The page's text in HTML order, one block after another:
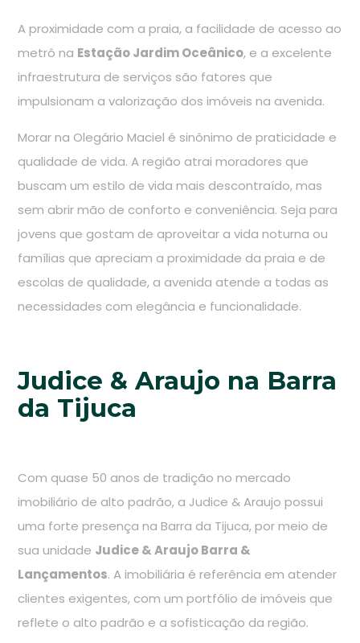
A proximidade com a praia, a facilidade de acesso ao
metrô na Estação Jardim Oceânico, e a excelente
infraestrutura de serviços são fatores que
impulsionam a valorização dos imóveis na avenida.
Morar na Olegário Maciel é sinônimo de praticidade e
qualidade de vida. A região atrai moradores que
buscam um estilo de vida mais descontraído, mas
sem abrir mão de conforto e conveniência. Seja para
jovens que gostam de aproveitar a vida noturna ou
famílias que apreciam a proximidade da praia e de
escolas de qualidade, a avenida atende a todas as
necessidades com elegância e funcionalidade.
Judice & Araujo na Barra
da Tijuca
Com quase 50 anos de tradição no mercado
imobiliário de alto padrão, a Judice & Araujo possui
uma forte presença na Barra da Tijuca, por meio de
sua unidade Judice & Araujo Barra &
Lançamentos. A imobiliária é referência em atender
clientes exigentes, com um portfólio de imóveis que
reflete o alto padrão e a sofisticação da região.